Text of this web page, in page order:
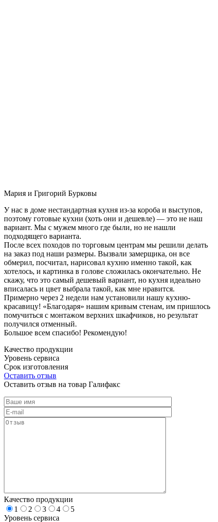
Мария и Григорий Бурковы
У нас в доме нестандартная кухня из-за короба и выступов,
поэтому готовые кухни (хоть они и дешевле) — это не наш
вариант. Мы с мужем много где были, но не нашли
подходящего варианта.
После всех походов по торговым центрам мы решили делать
на заказ под наши размеры. Вызвали замерщика, он все
обмерил, посчитал, нарисовал кухню именно такой, как
хотелось, и картинка в голове сложилась окончательно. Не
скажу, что это самый дешевый вариант, но кухня идеально
вписалась и цвет выбрала такой, как мне нравится.
Примерно через 2 недели нам установили нашу кухню-
красавицу! «Благодаря» нашим кривым стенам, им пришлось
помучиться с монтажом верхних шкафчиков, но результат
получился отменный.
Большое всем спасибо! Рекомендую!
Качество продукции
Уровень сервиса
Срок изготовления
Оставить отзыв
Оставить отзыв на товар Галифакс
Качество продукции
1
2 3 4
5
Уровень сервиса